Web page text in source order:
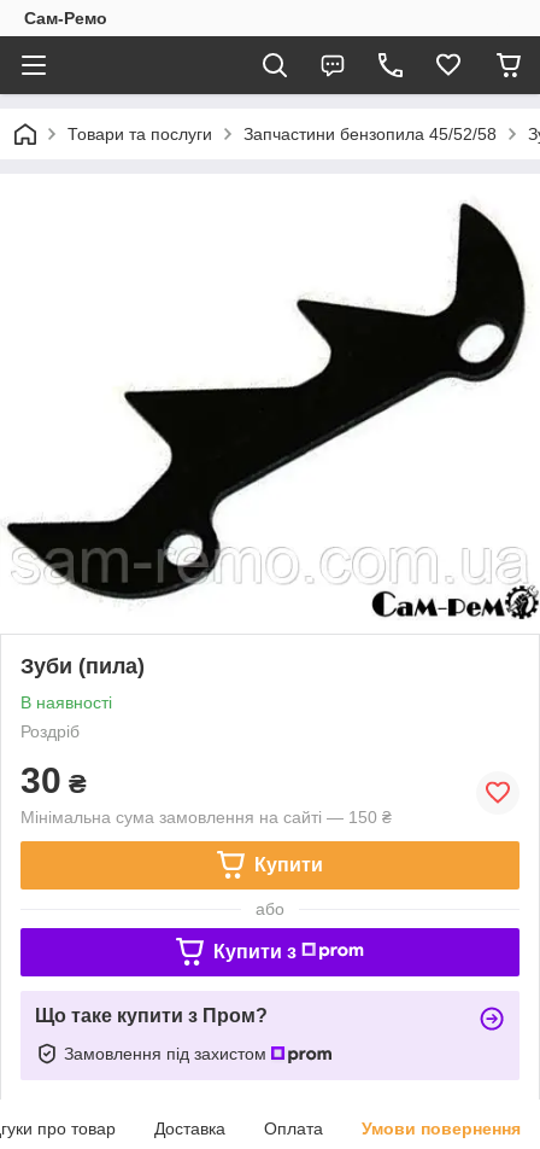
Сам-Ремо
Товари та послуги Запчастини бензопила 45/52/58
Зуби (пила)
В наявності
Роздріб
30 ₴
Мінімальна сума замовлення на сайті — 150 ₴
Купити
або
Купити з
Що таке купити з Пром?
Замовлення під захистом
про товар Доставка Оплата Умови повернення